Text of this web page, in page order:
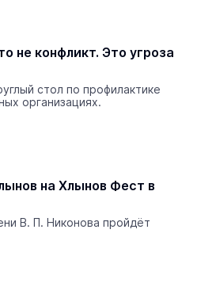
не конфликт. Это угроза
стол по профилактике
организациях.
на Хлынов Фест в
В. П. Никонова пройдёт